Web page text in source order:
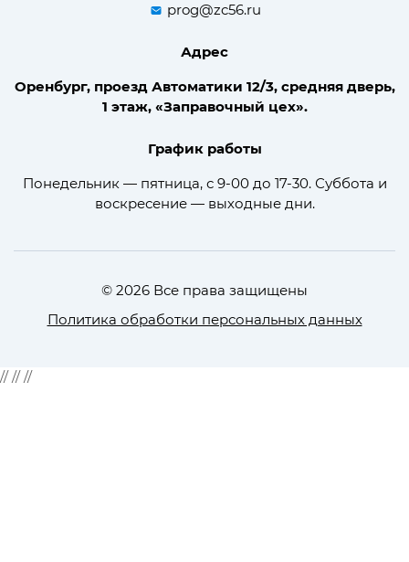
prog@zc56.ru
Адрес
Оренбург, проезд Автоматики 12/3, средняя дверь,
1 этаж, «Заправочный цех».
График работы
Понедельник — пятница, с 9-00 до 17-30. Суббота и
воскресение — выходные дни.
© 2026 Все права защищены
Политика обработки персональных данных
//////